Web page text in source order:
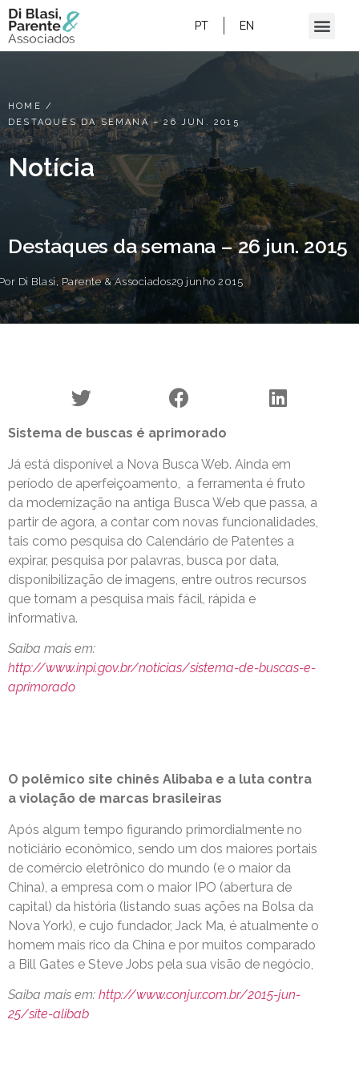
PT EN
HOME /
DESTAQUES DA SEMANA – 26 JUN. 2015
Notícia
Destaques da semana – 26 jun. 2015
Di Blasi, Parente & Associados29 junho 2015
Sistema de buscas é aprimorado
Já está disponível a Nova Busca Web. Ainda em
período de aperfeiçoamento, a ferramenta é fruto
da modernização na antiga Busca Web que passa, a
partir de agora, a contar com novas funcionalidades,
tais como pesquisa do Calendário de Patentes a
expirar, pesquisa por palavras, busca por data,
disponibilização de imagens, entre outros recursos
que tornam a pesquisa mais fácil, rápida e
informativa.
Saiba mais em:
http://www.inpi.gov.br/noticias/sistema-de-buscas-e-
aprimorado
O polêmico site chinês Alibaba e a luta contra
a violação de marcas brasileiras
Após algum tempo figurando primordialmente no
noticiário econômico, sendo um dos maiores portais
de comércio eletrônico do mundo (e o maior da
China), a empresa com o maior IPO (abertura de
capital) da história (listando suas ações na Bolsa da
Nova York), e cujo fundador, Jack Ma, é atualmente o
homem mais rico da China e por muitos comparado
a Bill Gates e Steve Jobs pela sua visão de negócio,
Saiba mais em: http://www.conjur.com.br/2015-jun-
25/site-alibab